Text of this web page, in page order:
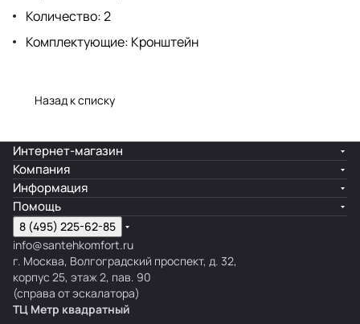
Количество: 2
Комплектующие: Кронштейн
Назад к списку
Интернет-магазин
Компания
Информация
Помощь
8 (495) 225-62-85
info@santehkomfort.ru
г. Москва, Волгоградский проспект, д. 32,
корпус 25, этаж 2, пав. 90
(справа от эскалатора)
ТЦ Метр квадратный